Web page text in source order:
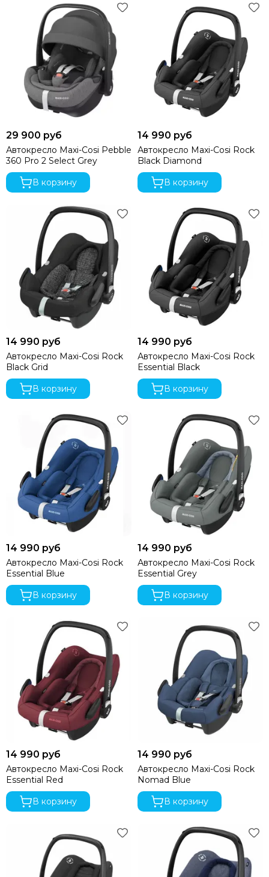
29 900 руб
Автокресло Maxi-Cosi Pebble
360 Pro 2 Select Grey
В корзину
14 990 руб
Автокресло Maxi-Cosi Rock
Black Diamond
В корзину
14 990 руб
Автокресло Maxi-Cosi Rock
Black Grid
В корзину
14 990 руб
Автокресло Maxi-Cosi Rock
Essential Black
В корзину
14 990 руб
Автокресло Maxi-Cosi Rock
Essential Blue
В корзину
14 990 руб
Автокресло Maxi-Cosi Rock
Essential Grey
В корзину
14 990 руб
Автокресло Maxi-Cosi Rock
Essential Red
В корзину
14 990 руб
Автокресло Maxi-Cosi Rock
Nomad Blue
В корзину